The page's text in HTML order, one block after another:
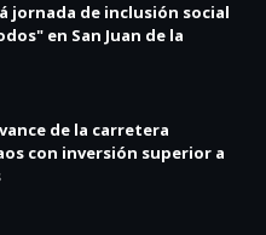
jornada de inclusión social
en San Juan de la
de la carretera
con inversión superior a